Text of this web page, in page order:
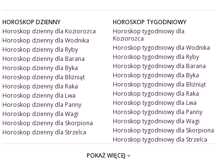
HOROSKOP DZIENNY
Horoskop dzienny dla Koziorożca
Horoskop dzienny dla Wodnika
Horoskop dzienny dla Ryby
Horoskop dzienny dla Barana
Horoskop dzienny dla Byka
Horoskop dzienny dla Bliźniąt
Horoskop dzienny dla Raka
Horoskop dzienny dla Lwa
Horoskop dzienny dla Panny
Horoskop dzienny dla Wagi
Horoskop dzienny dla Skorpiona
Horoskop dzienny dla Strzelca
HOROSKOP TYGODNIOWY
Horoskop tygodniowy dla
Koziorożca
Horoskop tygodniowy dla Wodnika
Horoskop tygodniowy dla Ryby
Horoskop tygodniowy dla Barana
Horoskop tygodniowy dla Byka
Horoskop tygodniowy dla Bliźniąt
Horoskop tygodniowy dla Raka
Horoskop tygodniowy dla Lwa
Horoskop tygodniowy dla Panny
Horoskop tygodniowy dla Wagi
Horoskop tygodniowy dla Skorpiona
Horoskop tygodniowy dla Strzelca
ZNAK ZODIAKU A
POKAŻ WIĘCEJ